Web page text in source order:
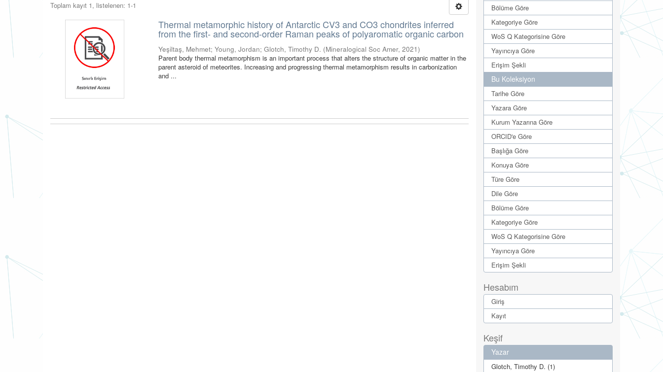
Toplam kayıt 1, listelenen: 1-1
Thermal metamorphic history of Antarctic CV3 and CO3 chondrites inferred
from the first- and second-order Raman peaks of polyaromatic organic carbon
Yeşiltaş, Mehmet;Young, Jordan;Glotch, Timothy D. (Mineralogical Soc Amer,2021)
Parent body thermal metamorphism is an important process that alters the structure of organic matter in the
parent asteroid of meteorites. Increasing and progressing thermal metamorphism results in carbonization
and ...
Bölüme Göre
Kategoriye Göre
WoS Q Kategorisine Göre
Yayıncıya Göre
Erişim Şekli
Bu Koleksiyon
Tarihe Göre
Yazara Göre
Kurum Yazarına Göre
ORCID'e Göre
Başlığa Göre
Konuya Göre
Türe Göre
Dile Göre
Bölüme Göre
Kategoriye Göre
WoS Q Kategorisine Göre
Yayıncıya Göre
Erişim Şekli
Hesabım
Giriş
Kayıt
Keşif
Yazar
Glotch, Timothy D. (1)